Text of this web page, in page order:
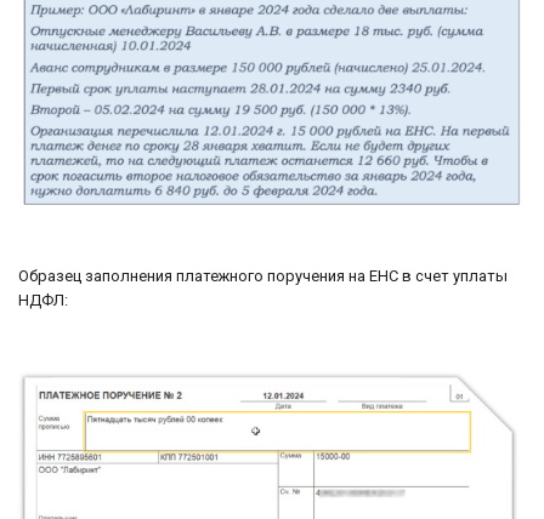
Образец заполнения платежного поручения на ЕНС в счет уплаты
НДФЛ: